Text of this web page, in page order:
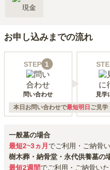
現金
お申し込みまでの流れ
STEP 1
問い合わせ 見学
本日お問い合わせで最短明日 ご見学
一般墓の場合
最短2~3ヵ月 でご利用・ご納骨
樹木葬・納骨堂・永代供養墓の
最短2週間でご利用・ご納骨いた